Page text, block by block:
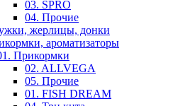
03. SPRO
04. Прочие
жерлицы, донки
ароматизаторы
Прикормки
02. ALLVEGA
05. Прочие
01. FISH DREAM